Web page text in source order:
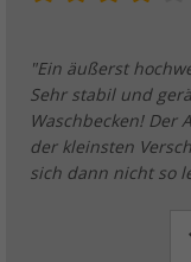
"Ein äußerst
Sehr stabil und
Waschbecken! Der
der kleinsten
sich dann nicht so